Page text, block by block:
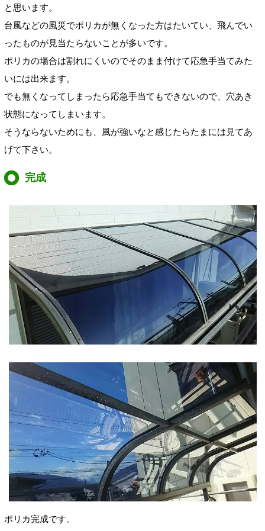
と思います。
台風などの風災でポリカが無くなった方はたいてい、飛んでい
ったものが見当たらないことが多いです。
ポリカの場合は割れにくいのでそのまま付けて応急手当てみた
いには出来ます。
でも無くなってしまったら応急手当てもできないので、穴あき
状態になってしまいます。
そうならないためにも、風が強いなと感じたらたまには見てあ
げて下さい。
完成
ポリカ完成です。